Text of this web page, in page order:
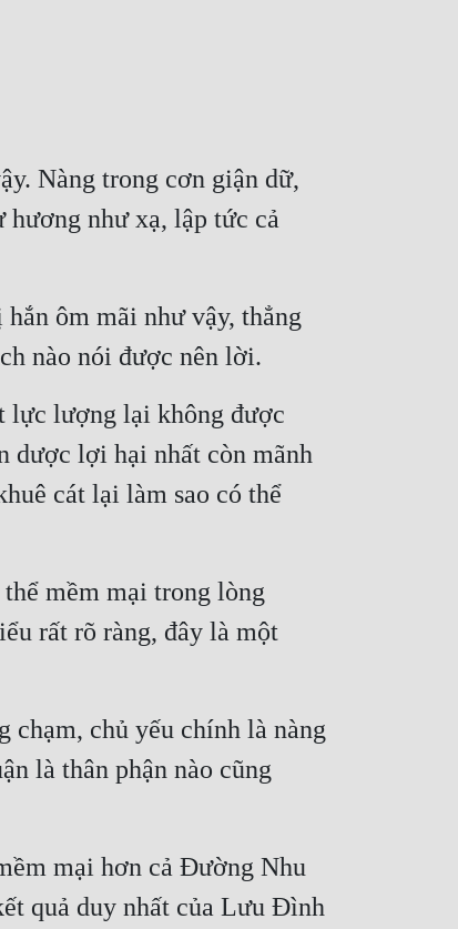
Nàng trong cơn giận dữ,
như xạ, lập tức cả
ôm mãi như vậy, thẳng
nào nói được nên lời.
lực lượng lại không được
dược lợi hại nhất còn mãnh
cát lại làm sao có thể
mềm mại trong lòng
rất rõ ràng, đây là một
chạm, chủ yếu chính là nàng
là thân phận nào cũng
mại hơn cả Đường Nhu
quả duy nhất của Lưu Đình